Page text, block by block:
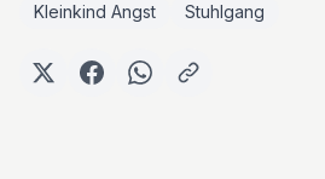
Kleinkind Angst
Stuhlgang